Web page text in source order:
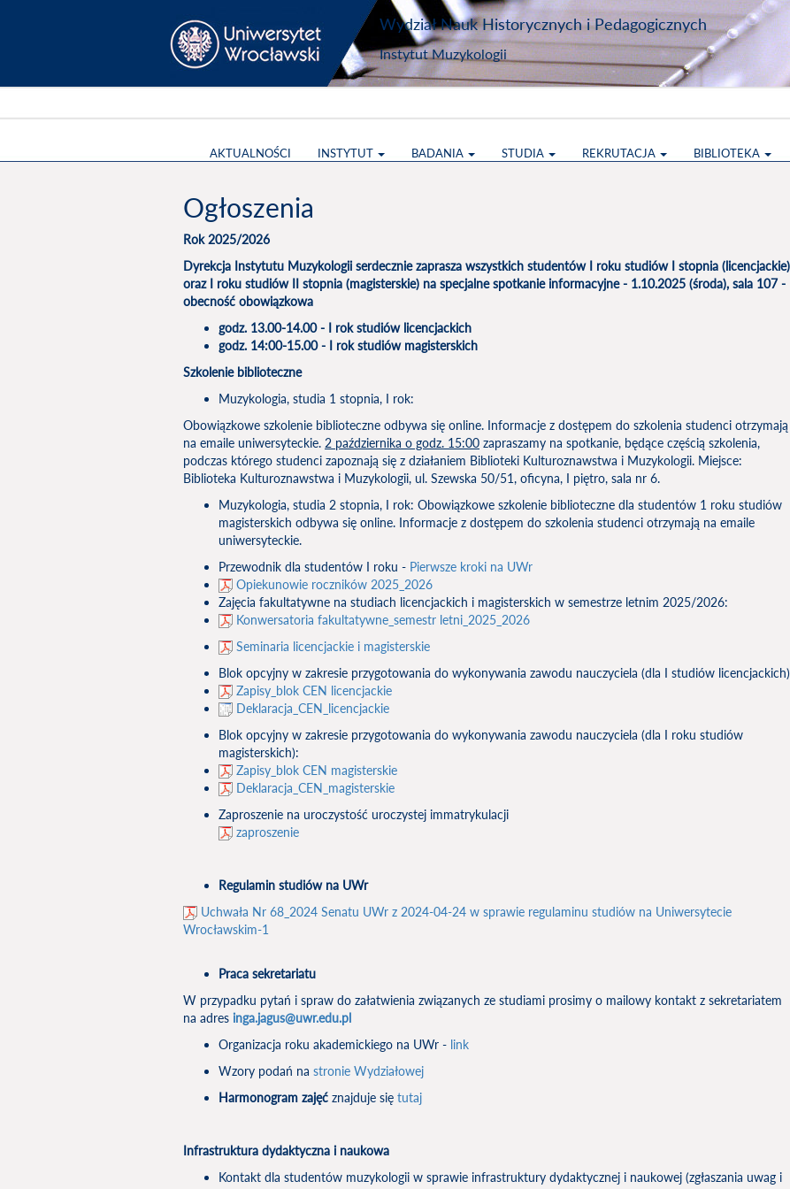
Wydział Nauk Historycznych i Pedagogicznych
Instytut Muzykologii
AKTUALNOŚCI INSTYTUT BADANIA STUDIA REKRUTACJA BIBLIOTEKA
Ogłoszenia
Rok 2025/2026
Dyrekcja Instytutu Muzykologii serdecznie zaprasza wszystkich studentów I roku studiów I stopnia (licencjackie)
oraz I roku studiów II stopnia (magisterskie) na specjalne spotkanie informacyjne - 1.10.2025 (środa), sala 107 -
obecność obowiązkowa
godz. 13.00-14.00 - I rok studiów licencjackich
godz. 14:00-15.00 - I rok studiów magisterskich
Szkolenie biblioteczne
Muzykologia, studia 1 stopnia, I rok:
Obowiązkowe szkolenie biblioteczne odbywa się online. Informacje z dostępem do szkolenia studenci otrzymają
na emaile uniwersyteckie. 2 października o godz. 15:00 zapraszamy na spotkanie, będące częścią szkolenia,
podczas którego studenci zapoznają się z działaniem Biblioteki Kulturoznawstwa i Muzykologii. Miejsce:
Biblioteka Kulturoznawstwa i Muzykologii, ul. Szewska 50/51, oficyna, I piętro, sala nr 6.
Muzykologia, studia 2 stopnia, I rok: Obowiązkowe szkolenie biblioteczne dla studentów 1 roku studiów
magisterskich odbywa się online. Informacje z dostępem do szkolenia studenci otrzymają na emaile
uniwersyteckie.
Przewodnik dla studentów I roku - Pierwsze kroki na UWr
Opiekunowie roczników 2025_2026
Zajęcia fakultatywne na studiach licencjackich i magisterskich w semestrze letnim 2025/2026:
Konwersatoria fakultatywne_semestr letni_2025_2026
Seminaria licencjackie i magisterskie
Blok opcyjny w zakresie przygotowania do wykonywania zawodu nauczyciela (dla I studiów
Zapisy_blok CEN licencjackie
Deklaracja_CEN_licencjackie
Blok opcyjny w zakresie przygotowania do wykonywania zawodu nauczyciela (dla I roku studiów
magisterskich):
Zapisy_blok CEN magisterskie
Deklaracja_CEN_magisterskie
Zaproszenie na uroczystość uroczystej immatrykulacji
zaproszenie
Regulamin studiów na UWr
Uchwała Nr 68_2024 Senatu UWr z 2024-04-24 w sprawie regulaminu studiów na Uniwersytecie
Wrocławskim-1
Praca sekretariatu
W przypadku pytań i spraw do załatwienia związanych ze studiami prosimy o mailowy kontakt z sekretariatem
na adres inga.jagus@uwr.edu.pl
Organizacja roku akademickiego na UWr - link
Wzory podań na stronie Wydziałowej
Harmonogram zajęć znajduje się tutaj
Infrastruktura dydaktyczna i naukowa
Kontakt dla studentów muzykologii w sprawie infrastruktury dydaktycznej i naukowej (zgłaszania uwag i